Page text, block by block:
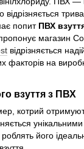
попит ПВХ
магазин
відрізняється
факторів на
взуття з ПВХ
котрий
унікальними
роблять його